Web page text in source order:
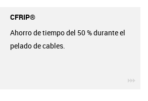
CFRIP®
Ahorro de tiempo del 50 % durante el
pelado de cables.